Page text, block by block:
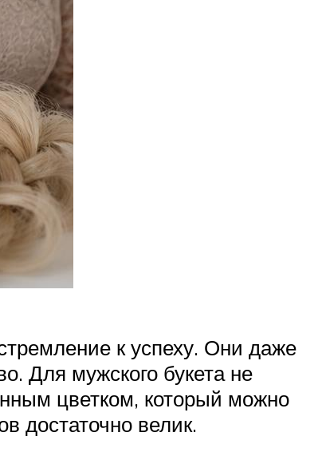
к успеху. Они даже
Для мужского букета не
цветком, который можно
достаточно велик.